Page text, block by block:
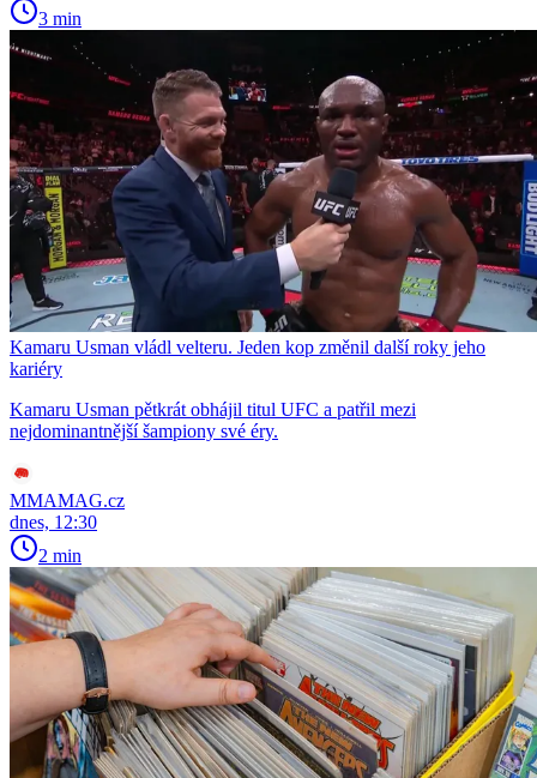
3 min
Kamaru Usman vládl velteru. Jeden kop změnil další roky jeho
kariéry
Kamaru Usman pětkrát obhájil titul UFC a patřil mezi
nejdominantnější šampiony své éry.
MMAMAG.cz
dnes, 12:30
2 min